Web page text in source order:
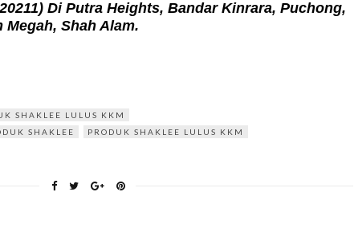
Di Putra Heights, Bandar Kinrara, Puchong,
Shah Alam.
SHAKLEE LULUS KKM
SHAKLEE
PRODUK SHAKLEE LULUS KKM